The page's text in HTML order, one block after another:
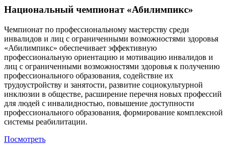
Национальный чемпионат «Абилимпикс»
Чемпионат по профессиональному мастерству среди
инвалидов и лиц с ограниченными возможностями здоровья
«Абилимпикс» обеспечивает эффективную
профессиональную ориентацию и мотивацию инвалидов и
лиц с ограниченными возможностями здоровья к получению
профессионального образования, содействие их
трудоустройству и занятости, развитие социокультурной
инклюзии в обществе, расширение перечня новых профессий
для людей с инвалидностью, повышение доступности
профессионального образования, формирование комплексной
системы реабилитации.
Посмотреть